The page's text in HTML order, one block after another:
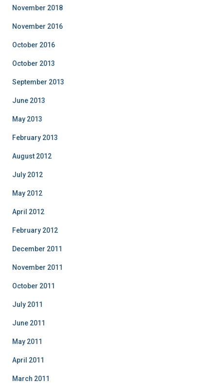
November 2018
November 2016
October 2016
October 2013
September 2013
June 2013
May 2013
February 2013
August 2012
July 2012
May 2012
April 2012
February 2012
December 2011
November 2011
October 2011
July 2011
June 2011
May 2011
April 2011
March 2011